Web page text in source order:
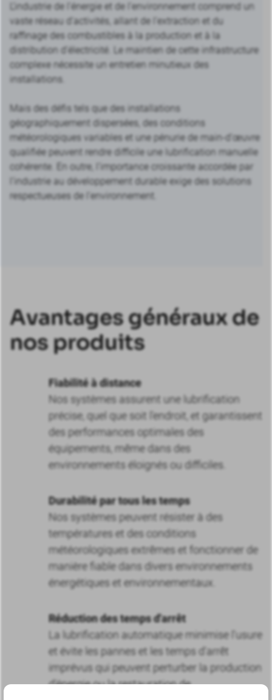
L’industrie de l’énergie et de l’environnement comprend un
vaste réseau d’activités, allant de l’extraction et du
raffinage des combustibles à la production et à la
distribution d’électricité. Le maintien de cette infrastructure
complexe nécessite un entretien minutieux des
installations.
Mais des défis tels que des installations
géographiquement dispersées, des conditions
météorologiques variables et une pénurie de main-d’œuvre
qualifiée peuvent rendre difficile une lubrification manuelle
cohérente. En outre, l’importance croissante accordée par
l’industrie au développement durable exige des solutions
respectueuses de l’environnement.
Avantages généraux de
nos produits
Fiabilité à distance
Nos systèmes assurent une lubrification
précise, quel que soit l'endroit, et garantissent
des performances optimales des
équipements, même dans des
environnements éloignés ou difficiles.
Durabilité par tous les temps
Nos systèmes peuvent résister à des
températures et des conditions
météorologiques extrêmes et fonctionner de
manière fiable dans divers environnements
énergétiques et environnementaux.
Réduction des temps d'arrêt
La lubrification automatique minimise l'usure
et évite les pannes et les temps d'arrêt
imprévus qui peuvent perturber la production
d'énergie ou la restauration de